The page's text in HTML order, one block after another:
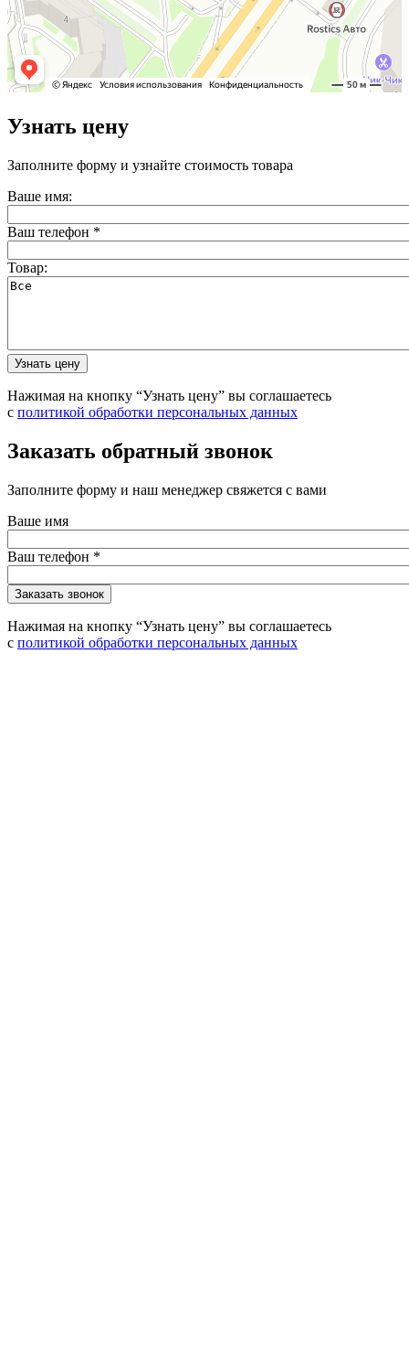
Узнать цену
Заполните форму и узнайте стоимость товара
Ваше имя:
Ваш телефон *
Товар:
Нажимая на кнопку “Узнать цену” вы соглашаетесь
с политикой обработки персональных данных
Заказать обратный звонок
Заполните форму и наш менеджер свяжется с вами
Ваше имя
Ваш телефон *
Нажимая на кнопку “Узнать цену” вы соглашаетесь
с политикой обработки персональных данных